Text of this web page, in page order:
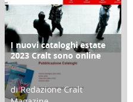
CONTRO COPERTINA
I nuovi cataloghi estate
2023 Cralt sono online
di Redazione Cralt